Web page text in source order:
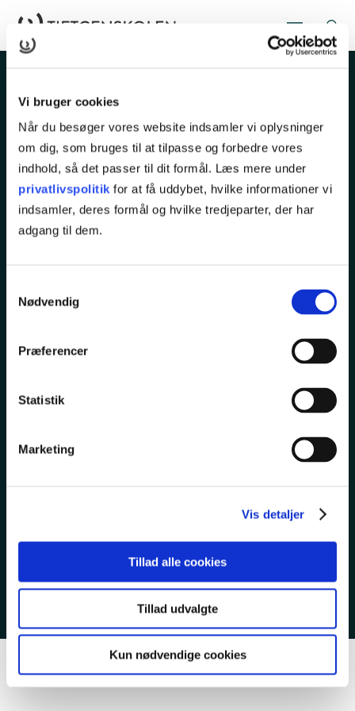
Vi bruger cookies
Når du besøger vores website indsamler vi oplysninger
om dig, som bruges til at tilpasse og forbedre vores
indhold, så det passer til dit formål. Læs mere under
privatlivspolitik for at få uddybet, hvilke informationer vi
indsamler, deres formål og hvilke tredjeparter, der har
adgang til dem.
Nødvendig
Præferencer
Statistik
Marketing
Vis detaljer
Tillad alle cookies
Tillad udvalgte
Kun nødvendige cookies
Rugårdsvej 286
5210 Odense NV
Tlf.65 45 25 00
Cookies & privatlivspolitik